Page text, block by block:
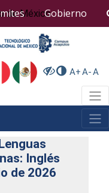
Gobierno
A+A-A
Inglés
de 2026